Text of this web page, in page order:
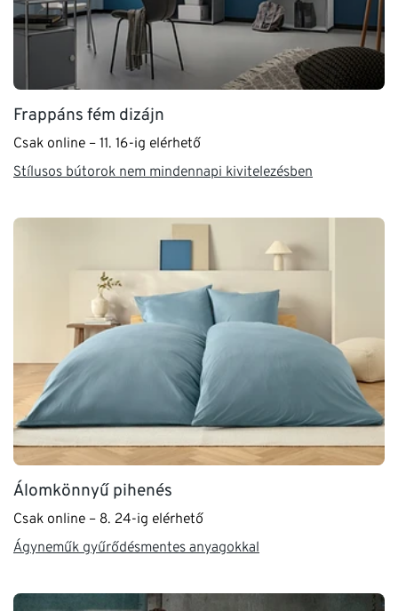
Frappáns fém dizájn
Csak online – 11. 16-ig elérhető
Stílusos bútorok nem mindennapi kivitelezésben
Álomkönnyű pihenés
Csak online – 8. 24-ig elérhető
Ágyneműk gyűrődésmentes anyagokkal